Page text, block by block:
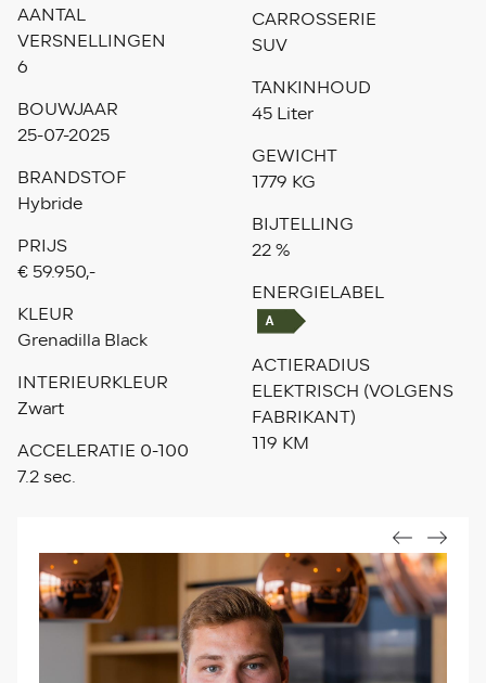
AANTAL
VERSNELLINGEN
6
BOUWJAAR
25-07-2025
BRANDSTOF
Hybride
PRIJS
€ 59.950,-
KLEUR
Grenadilla Black
INTERIEURKLEUR
Zwart
ACCELERATIE 0-100
7.2 sec.
CARROSSERIE
SUV
TANKINHOUD
45 Liter
GEWICHT
1779 KG
BIJTELLING
22 %
ENERGIELABEL
ACTIERADIUS
ELEKTRISCH (VOLGENS
FABRIKANT)
119 KM